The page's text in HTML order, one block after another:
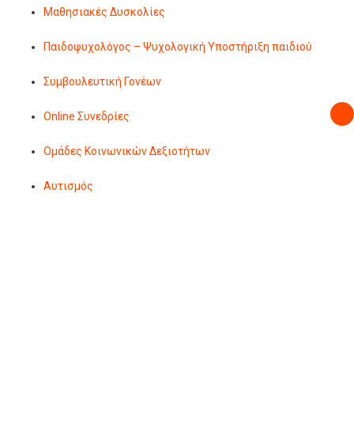
Μαθησιακές Δυσκολίες
Παιδοψυχολόγος – Ψυχολογική Υποστήριξη παιδιού
Συμβουλευτική Γονέων
Online Συνεδρίες
Ομάδες Κοινωνικών Δεξιοτήτων
Αυτισμός